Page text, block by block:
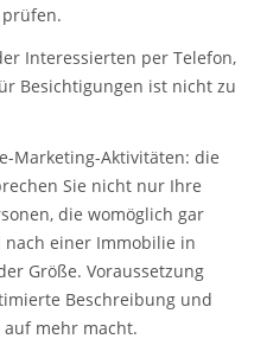
Interessierten per Telefon,
Besichtigungen ist nicht zu
Marketing-Aktivitäten: die
Sie nicht nur Ihre
die womöglich gar
einer Immobilie in
Größe. Voraussetzung
Beschreibung und
mehr macht.